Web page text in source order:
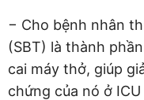
− Cho bệnh nhân
(SBT) là thành
cai máy thở, giúp
chứng của nó ở